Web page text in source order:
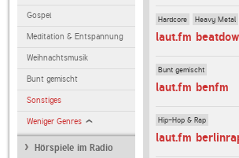
Gospel
Meditation & Entspannung
Weihnachtsmusik
Bunt gemischt
Sonstiges
Weniger Genres
Hörspiele im Radio
Hardcore Heavy Metal
laut.fm
Bunt gemischt
laut.fm benfm
Hip-Hop & Rap
laut.fm